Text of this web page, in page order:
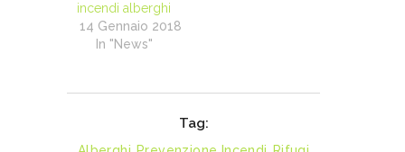
incendi alberghi
14 Gennaio 2018
In "News"
Tag: